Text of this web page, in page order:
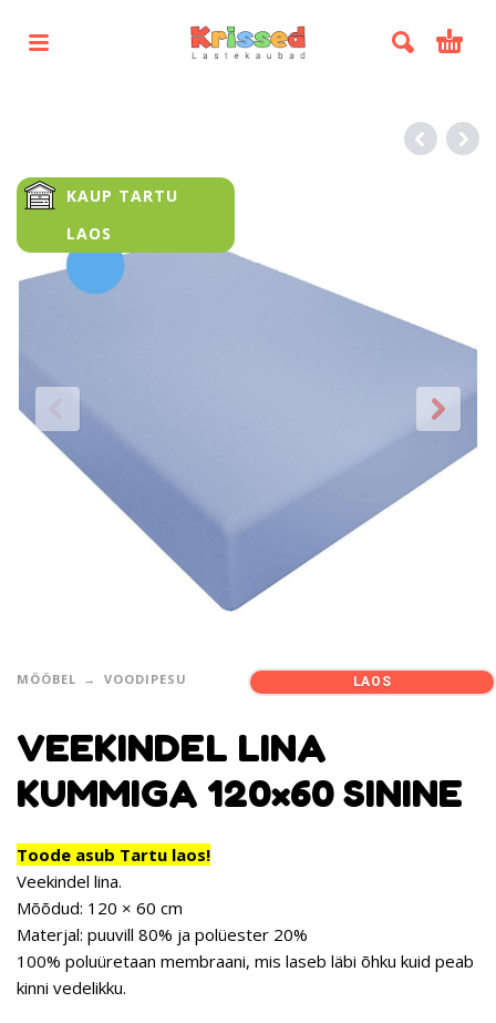
KAUP TARTU
LAOS
MÖÖBEL VOODIPESU LAOS
VEEKINDEL LINA
KUMMIGA 120×60 SININE
Toode asub Tartu laos!
Veekindel lina.
Mõõdud: 120 × 60 cm
Materjal: puuvill 80% ja polüester 20%
100% poluüretaan membraani, mis laseb läbi õhku kuid peab
kinni vedelikku.